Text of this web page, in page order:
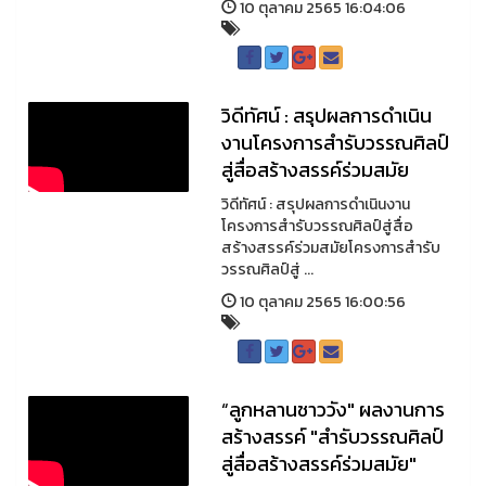
10 ตุลาคม 2565 16:04:06
วิดีทัศน์ : สรุปผลการดำเนิน
งานโครงการสำรับวรรณศิลป์
สู่สื่อสร้างสรรค์ร่วมสมัย
วิดีทัศน์ : สรุปผลการดำเนินงาน
โครงการสำรับวรรณศิลป์สู่สื่อ
สร้างสรรค์ร่วมสมัยโครงการสำรับ
วรรณศิลป์สู่ ...
10 ตุลาคม 2565 16:00:56
“ลูกหลานชาววัง" ผลงานการ
สร้างสรรค์ "สำรับวรรณศิลป์
สู่สื่อสร้างสรรค์ร่วมสมัย"